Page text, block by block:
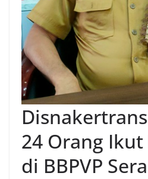
24 Orang
di BBPVP